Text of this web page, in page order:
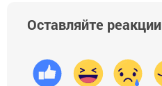
Оставляйте реакции